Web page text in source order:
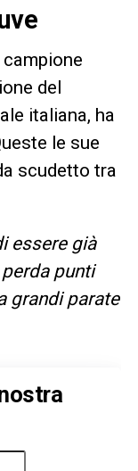
campione
del
italiana, ha
le sue
scudetto tra
essere già
punti
grandi parate